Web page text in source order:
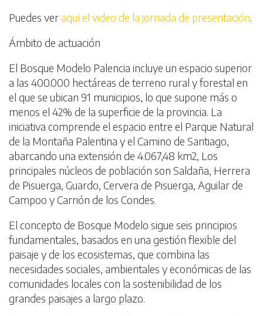
Puedes ver aquí el video de la jornada de presentación.
Ámbito de actuación
El Bosque Modelo Palencia incluye un espacio superior
a las 400.000 hectáreas de terreno rural y forestal en
el que se ubican 91 municipios, lo que supone más o
menos el 42% de la superficie de la provincia. La
iniciativa comprende el espacio entre el Parque Natural
de la Montaña Palentina y el Camino de Santiago,
abarcando una extensión de 4.067,48 km2, Los
principales núcleos de población son Saldaña, Herrera
de Pisuerga, Guardo, Cervera de Pisuerga, Aguilar de
Campoo y Carrión de los Condes.
El concepto de Bosque Modelo sigue seis principios
fundamentales, basados en una gestión flexible del
paisaje y de los ecosistemas, que combina las
necesidades sociales, ambientales y económicas de las
comunidades locales con la sostenibilidad de los
grandes paisajes a largo plazo.